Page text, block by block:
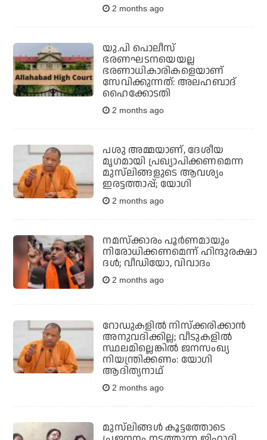
2 months ago
യു.പി പൊലീസ്
ഭരണഘടനയെയല്ല
ഭരണാധികാരികളെയാണ്
സേവിക്കുന്നത്: അലഹബാദ്
ഹൈക്കോടതി
2 months ago
പശു അമ്മയാണ്, ദേശീയ
മൃഗമായി പ്രഖ്യാപിക്കണമെന്ന
മുസ്‌ലിങ്ങളുടെ ആവശ്യം
ഇരട്ടത്താപ്പ്; യോഗി
2 months ago
നമസ്‌ക്കാരം പൂര്‍ണമായും
നിരോധിക്കണമെന്ന് ഹിന്ദുരക്ഷാ
ദള്‍; വീഡിയോ, വിവാദം
2 months ago
റോഡുകളില്‍ നിസ്‌ക്കരിക്കാന്‍
അനുവദിക്കില്ല; വീടുകളില്‍
സ്ഥലമില്ലെങ്കില്‍ ജനസംഖ്യ
നിയന്ത്രിക്കണം: യോഗി
ആദിത്യനാഥ്
2 months ago
മുസ്‌ലിങ്ങള്‍ കൂട്ടത്തോടെ